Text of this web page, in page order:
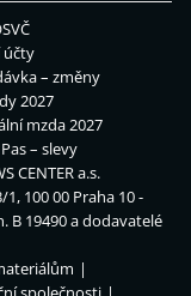
účty
– změny
2027
mzda 2027
– slevy
CENTER a.s.
100 00 Praha 10 -
B 19490 a dodavatelé